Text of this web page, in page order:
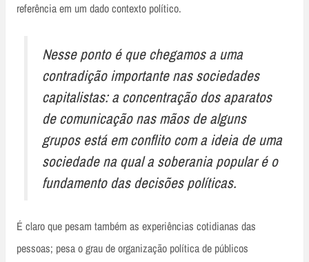
referência em um dado contexto político.
Nesse ponto é que chegamos a uma
contradição importante nas sociedades
capitalistas: a concentração dos aparatos
de comunicação nas mãos de alguns
grupos está em conflito com a ideia de uma
sociedade na qual a soberania popular é o
fundamento das decisões políticas.
É claro que pesam também as experiências cotidianas das
pessoas; pesa o grau de organização política de públicos